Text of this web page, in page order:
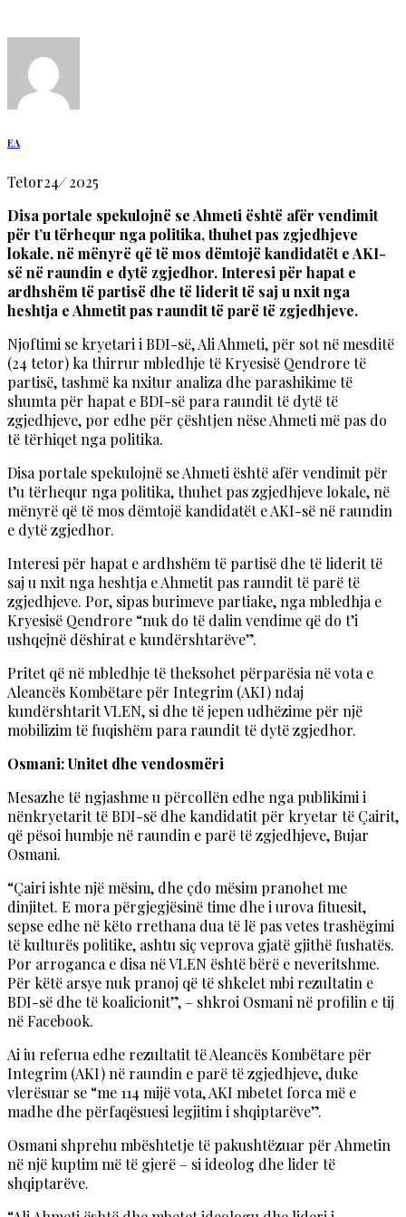
EA
Tetor24/2025
Disa portale spekulojnë se Ahmeti është afër vendimit
për t’u tërhequr nga politika, thuhet pas zgjedhjeve
lokale, në mënyrë që të mos dëmtojë kandidatët e AKI-
së në raundin e dytë zgjedhor. Interesi për hapat e
ardhshëm të partisë dhe të liderit të saj u nxit nga
heshtja e Ahmetit pas raundit të parë të zgjedhjeve.
Njoftimi se kryetari i BDI-së, Ali Ahmeti, për sot në mesditë
(24 tetor) ka thirrur mbledhje të Kryesisë Qendrore të
partisë, tashmë ka nxitur analiza dhe parashikime të
shumta për hapat e BDI-së para raundit të dytë të
zgjedhjeve, por edhe për çështjen nëse Ahmeti më pas do
të tërhiqet nga politika.
Disa portale spekulojnë se Ahmeti është afër vendimit për
t’u tërhequr nga politika, thuhet pas zgjedhjeve lokale, në
mënyrë që të mos dëmtojë kandidatët e AKI-së në raundin
e dytë zgjedhor.
Interesi për hapat e ardhshëm të partisë dhe të liderit të
saj u nxit nga heshtja e Ahmetit pas raundit të parë të
zgjedhjeve. Por, sipas burimeve partiake, nga mbledhja e
Kryesisë Qendrore “nuk do të dalin vendime që do t’i
ushqejnë dëshirat e kundërshtarëve”.
Pritet që në mbledhje të theksohet përparësia në vota e
Aleancës Kombëtare për Integrim (AKI) ndaj
kundërshtarit VLEN, si dhe të jepen udhëzime për një
mobilizim të fuqishëm para raundit të dytë zgjedhor.
Osmani: Unitet dhe vendosmëri
Mesazhe të ngjashme u përcollën edhe nga publikimi i
nënkryetarit të BDI-së dhe kandidatit për kryetar të Çairit,
që pësoi humbje në raundin e parë të zgjedhjeve, Bujar
Osmani.
“Çairi ishte një mësim, dhe çdo mësim pranohet me
dinjitet. E mora përgjegjësinë time dhe i urova fituesit,
sepse edhe në këto rrethana dua të lë pas vetes trashëgimi
të kulturës politike, ashtu siç veprova gjatë gjithë fushatës.
Por arroganca e disa në VLEN është bërë e neveritshme.
Për këtë arsye nuk pranoj që të shkelet mbi rezultatin e
BDI-së dhe të koalicionit”, – shkroi Osmani në profilin e tij
në Facebook.
Ai iu referua edhe rezultatit të Aleancës Kombëtare për
Integrim (AKI) në raundin e parë të zgjedhjeve, duke
vlerësuar se “me 114 mijë vota, AKI mbetet forca më e
madhe dhe përfaqësuesi legjitim i shqiptarëve”.
Osmani shprehu mbështetje të pakushtëzuar për Ahmetin
në një kuptim më të gjerë – si ideolog dhe lider të
shqiptarëve.